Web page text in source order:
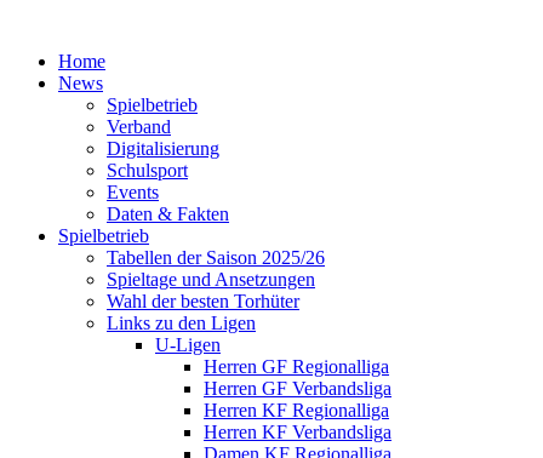
Home
News
Spielbetrieb
Verband
Digitalisierung
Schulsport
Events
Daten & Fakten
Spielbetrieb
Tabellen der Saison 2025/26
Spieltage und Ansetzungen
Wahl der besten Torhüter
Links zu den Ligen
U-Ligen
Herren GF Regionalliga
Herren GF Verbandsliga
Herren KF Regionalliga
Herren KF Verbandsliga
Damen KF Regionalliga